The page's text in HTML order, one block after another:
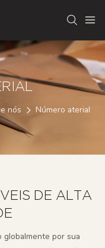
nós Número aterial
​​DE ALTA
por sua